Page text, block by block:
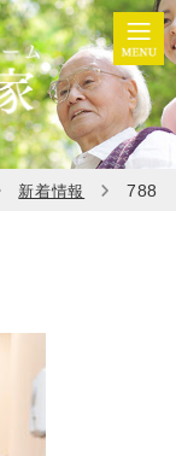
新着情報 788